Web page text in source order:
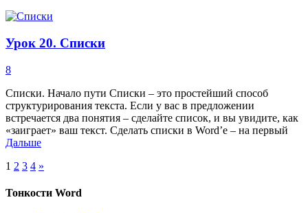
Урок 20. Списки
8
Списки. Начало пути Списки – это простейший способ
структурирования текста. Если у вас в предложении
встречается два понятия – сделайте список, и вы увидите, как
«заиграет» ваш текст. Сделать списки в Word’е – на первый
Дальше
1 2 3 4 »
Тонкости Word